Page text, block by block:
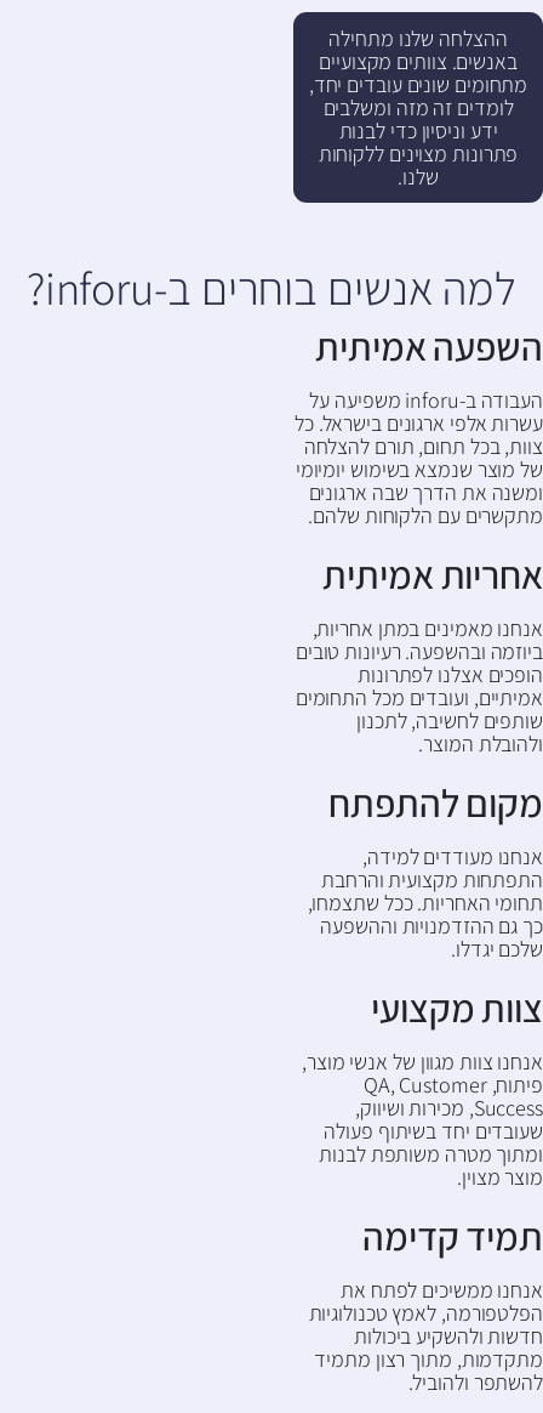
ההצלחה שלנו מתחילה
באנשים. צוותים מקצועיים
מתחומים שונים עובדים יחד,
לומדים זה מזה ומשלבים
ידע וניסיון כדי לבנות
פתרונות מצוינים ללקוחות
שלנו.
למה אנשים בוחרים ב-inforu?
השפעה אמיתית
העבודה ב-inforu משפיעה על
עשרות אלפי ארגונים בישראל. כל
צוות, בכל תחום, תורם להצלחה
של מוצר שנמצא בשימוש יומיומי
ומשנה את הדרך שבה ארגונים
מתקשרים עם הלקוחות שלהם.
אחריות אמיתית
אנחנו מאמינים במתן אחריות,
ביוזמה ובהשפעה. רעיונות טובים
הופכים אצלנו לפתרונות
אמיתיים, ועובדים מכל התחומים
שותפים לחשיבה, לתכנון
ולהובלת המוצר.
מקום להתפתח
אנחנו מעודדים למידה,
התפתחות מקצועית והרחבת
תחומי האחריות. ככל שתצמחו,
כך גם ההזדמנויות וההשפעה
שלכם יגדלו.
צוות מקצועי
אנחנו צוות מגוון של אנשי מוצר,
פיתוח, QA, Customer
Success, מכירות ושיווק,
שעובדים יחד בשיתוף פעולה
ומתוך מטרה משותפת לבנות
מוצר מצוין.
תמיד קדימה
אנחנו ממשיכים לפתח את
הפלטפורמה, לאמץ טכנולוגיות
חדשות ולהשקיע ביכולות
מתקדמות, מתוך רצון מתמיד
להשתפר ולהוביל.